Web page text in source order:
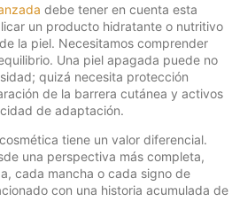
debe tener en cuenta esta
un producto hidratante o nutritivo
la piel. Necesitamos comprender
Una piel apagada puede no
quizá necesita protección
de la barrera cutánea y activos
de adaptación.
tiene un valor diferencial.
una perspectiva más completa,
cada mancha o cada signo de
con una historia acumulada de